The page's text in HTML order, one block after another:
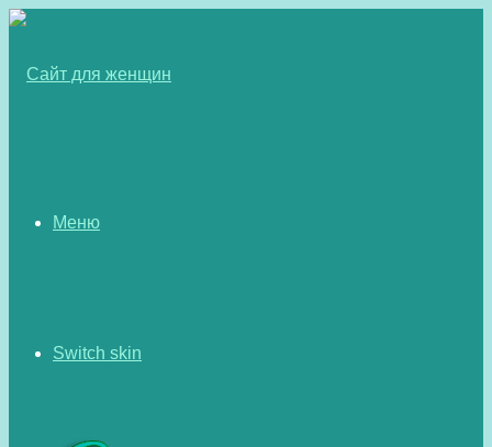
Меню
Switch skin